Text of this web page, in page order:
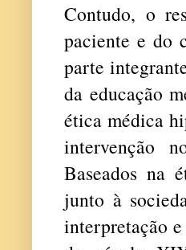
Contudo, o
paciente e do
parte
da educação
ética médica
intervenção
Baseados na
junto à
interpretação